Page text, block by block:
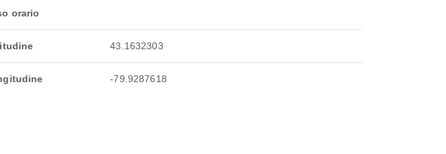
orario
43.1632303
-79.9287618